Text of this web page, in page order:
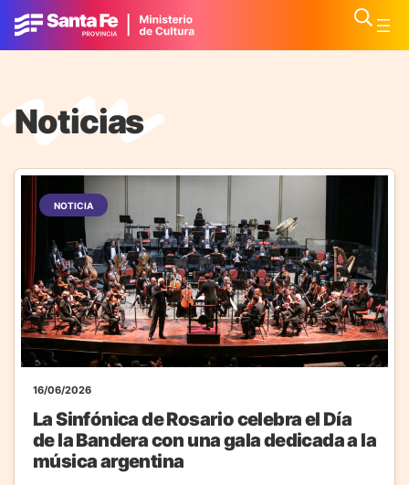
Noticias
NOTICIA
16/06/2026
La Sinfónica de Rosario celebra el Día
de la Bandera con una gala dedicada a la
música argentina